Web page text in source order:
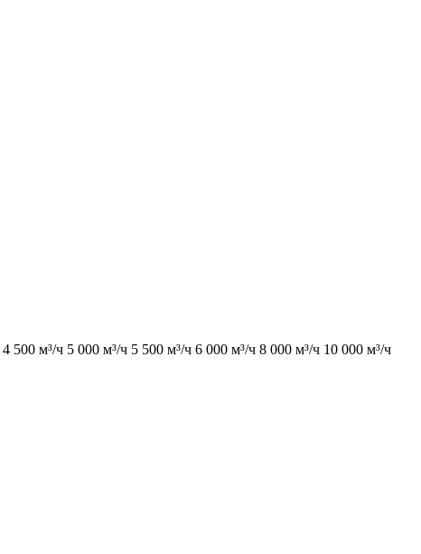
4 500 м³/ч 5 000 м³/ч 5 500 м³/ч 6 000 м³/ч 8 000 м³/ч 10 000 м³/ч